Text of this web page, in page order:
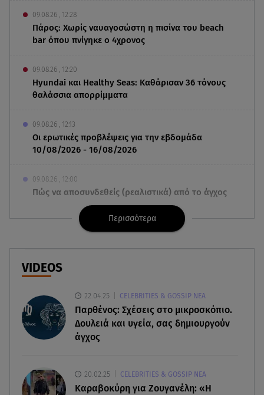
09.08.26 , 12:28
Πάρος: Χωρίς ναυαγοσώστη η πισίνα του beach
bar όπου πνίγηκε ο 4χρονος
09.08.26 , 12:20
Hyundai και Healthy Seas: Καθάρισαν 36 τόνους
θαλάσσια απορρίμματα
09.08.26 , 12:13
Οι ερωτικές προβλέψεις για την εβδομάδα
10/08/2026 - 16/08/2026
09.08.26 , 12:00
Πώς να αποσυνδεθείς (ρεαλιστικά) από το άγχος
στις διακοπές
Διακοπές στην Κρήτη κάνει ο πρωθυπουργός
09.08.26 , 11:48
Αλεξάνδρα Νίκα: Είναι περήφανη για την αδερφή
της Νταίζη - Η ανάρτηση
09.08.26 , 11:38
Κόσοβο: Βουλευτές πέταξαν αυγά στον
09.08.26 , 11:23
Περισσότερα
VIDEOS
22.04.25 CELEBRITIES & GOSSIP ΝΕΑ
Παρθένος: Σχέσεις στο μικροσκόπιο.
Δουλειά και υγεία, σας δημιουργούν
άγχος
20.02.25 CELEBRITIES & GOSSIP ΝΕΑ
Καραβοκύρη για Ζουγανέλη: «Η